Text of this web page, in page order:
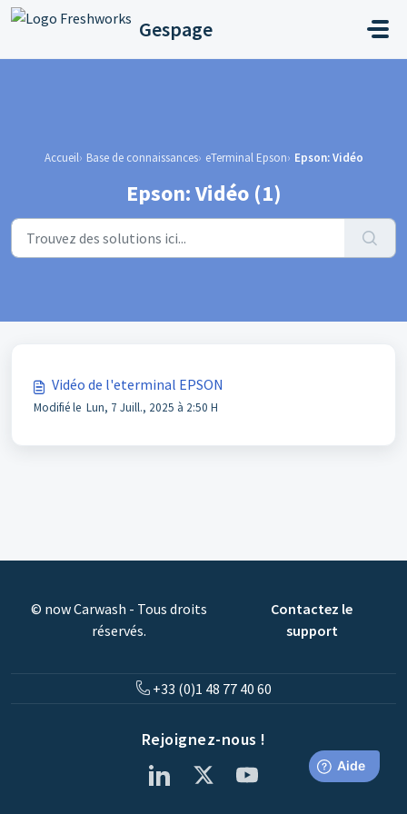
Passer au contenu principal
Gespage
Accueil Base de connaissances eTerminal Epson Epson: Vidéo
Epson: Vidéo (1)
Vidéo de l'eterminal EPSON
Modifié le Lun, 7 Juill., 2025 à 2:50 H
© now Carwash - Tous droits
réservés.
Contactez le
support
+33 (0)1 48 77 40 60
Rejoignez-nous !